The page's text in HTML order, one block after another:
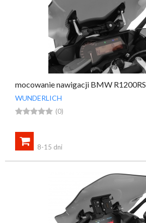
mocowanie nawigacji BMW R1200RS
WUNDERLICH
 (0)

8-15 dni